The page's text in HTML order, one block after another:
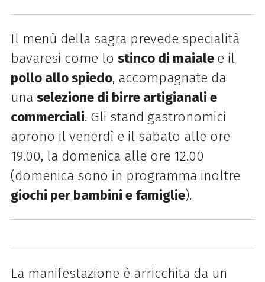
Il menù della sagra prevede specialità
bavaresi come lo stinco di maiale e il
pollo allo spiedo, accompagnate da
una selezione di birre artigianali e
commerciali. Gli stand gastronomici
aprono il venerdì e il sabato alle ore
19.00, la domenica alle ore 12.00
(domenica sono in programma inoltre
giochi per bambini e famiglie).
La manifestazione è arricchita da un